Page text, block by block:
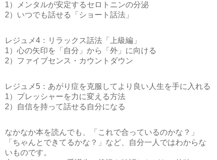
1）メンタルが安定するセロトニンの分泌
2）いつでも話せる「ショート話法」
レジュメ4：リラックス話法「上級編」
1）心の矢印を「自分」から「外」に向ける
2）ファイブセンス・カウントダウン
レジュメ5：あがり症を克服してより良い人生を手に入れる
1）プレッシャーを力に変える方法
2）自信を持って話せる自分になる
なかなか本を読んでも、「これで合っているのかな？」
「ちゃんとできてるかな？」など、自分一人ではわからな
いものです。